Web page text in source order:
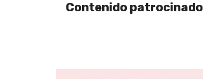
Contenido patrocinado